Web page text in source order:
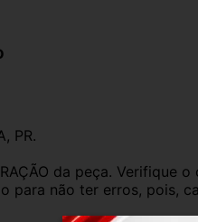
PR.
da peça. Verifique
para não ter erros, pois,